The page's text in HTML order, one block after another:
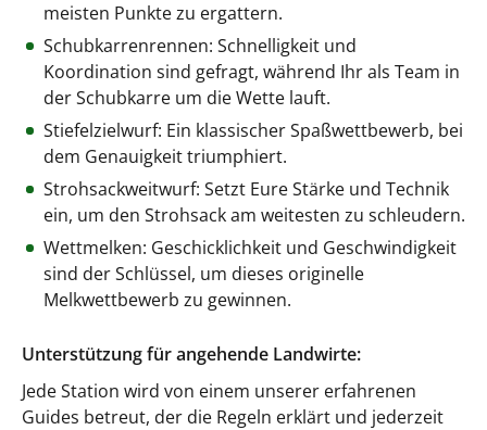
meisten Punkte zu ergattern.
Schubkarrenrennen: Schnelligkeit und
Koordination sind gefragt, während Ihr als Team in
der Schubkarre um die Wette lauft.
Stiefelzielwurf: Ein klassischer Spaßwettbewerb, bei
dem Genauigkeit triumphiert.
Strohsackweitwurf: Setzt Eure Stärke und Technik
ein, um den Strohsack am weitesten zu schleudern.
Wettmelken: Geschicklichkeit und Geschwindigkeit
sind der Schlüssel, um dieses originelle
Melkwettbewerb zu gewinnen.
Unterstützung für angehende Landwirte:
Jede Station wird von einem unserer erfahrenen
Guides betreut, der die Regeln erklärt und jederzeit